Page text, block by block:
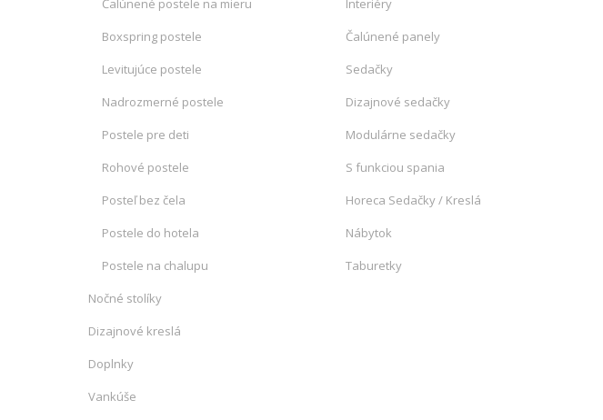
Čalúnené postele na mieru
Boxspring postele
Levitujúce postele
Nadrozmerné postele
Postele pre deti
Rohové postele
Posteľ bez čela
Postele do hotela
Postele na chalupu
Interiéry
Čalúnené panely
Sedačky
Dizajnové sedačky
Modulárne sedačky
S funkciou spania
Horeca Sedačky / Kreslá
Nábytok
Taburetky
Nočné stolíky
Dizajnové kreslá
Doplnky
Vankúše